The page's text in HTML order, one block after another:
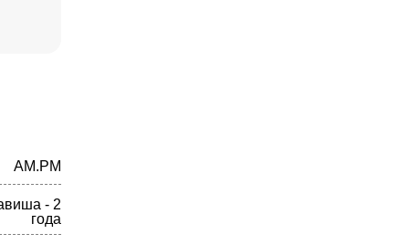
AM.PM
- 2
года